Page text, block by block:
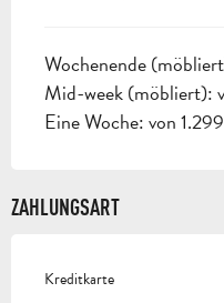
Wochenende
Mid-week (möbliert):
Eine Woche: von
ZAHLUNGSART
Kreditkarte